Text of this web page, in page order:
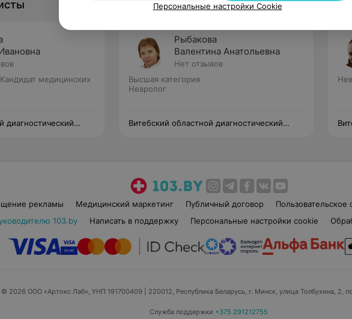
Кандидат медицинских
диагностический
Рыбакова
Валентина Анатольевна
Нет отзывов
Высшая категория
Невролог
Витебский областной диагностический
рекламы Медицинский маркетинг Публичный договор Пользовательское
103.by
Написать в поддержку Персональные настройки cookie
© 2026 ООО «Артокс Лаб», УНП 191700409 | 220012, Республика Беларусь, г. Минск, улица Толбухина, 2,
Служба поддержки +375 291212755
Персональные настройки Cookie